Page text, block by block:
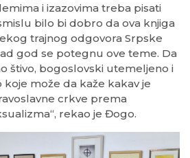
i izazovima treba pisati
bilo bi dobro da ova knjiga
trajnog odgovora Srpske
god se potegnu ove teme. Da
štivo, bogoslovski utemeljeno i
može da kaže kakav je
crkve prema
rekao je Đogo.